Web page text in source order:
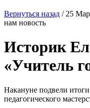
Вернуться назад / 25
нам новость
Историк
«Учитель
Накануне подвели
педагогического